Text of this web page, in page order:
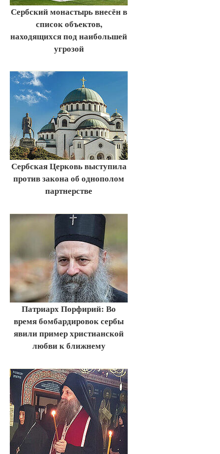
Сербский монастырь внесён в
список объектов,
находящихся под наибольшей
угрозой
Сербская Церковь выступила
против закона об однополом
партнерстве
Патриарх Порфирий: Во
время бомбардировок сербы
явили пример христианской
любви к ближнему